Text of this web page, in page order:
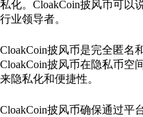
私化。CloakCoin披风币可以
行业领导者。
CloakCoin披风币是完全匿名
CloakCoin披风币在隐私币空
来隐私化和便捷性。
CloakCoin披风币确保通过平